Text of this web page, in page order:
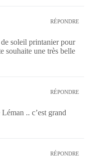
RÉPONDRE
soleil printanier pour
souhaite une très belle
RÉPONDRE
.. c’est grand
RÉPONDRE